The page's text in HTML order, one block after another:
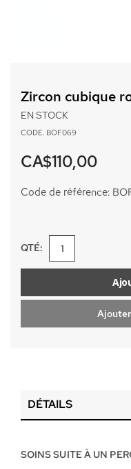
début
d’images
Zircon cubique
EN STOCK
CODE: BOF069
CA$110,00
Code de référence:
QTÉ:
DÉTAILS
SOINS SUITE À UN